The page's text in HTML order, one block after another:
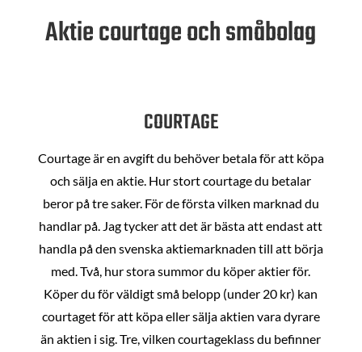
Aktie courtage och småbolag
COURTAGE
Courtage är en avgift du behöver betala för att köpa
och sälja en aktie. Hur stort courtage du betalar
beror på tre saker. För de första vilken marknad du
handlar på. Jag tycker att det är bästa att endast att
handla på den svenska aktiemarknaden till att börja
med. Två, hur stora summor du köper aktier för.
Köper du för väldigt små belopp (under 20 kr) kan
courtaget för att köpa eller sälja aktien vara dyrare
än aktien i sig. Tre, vilken courtageklass du befinner